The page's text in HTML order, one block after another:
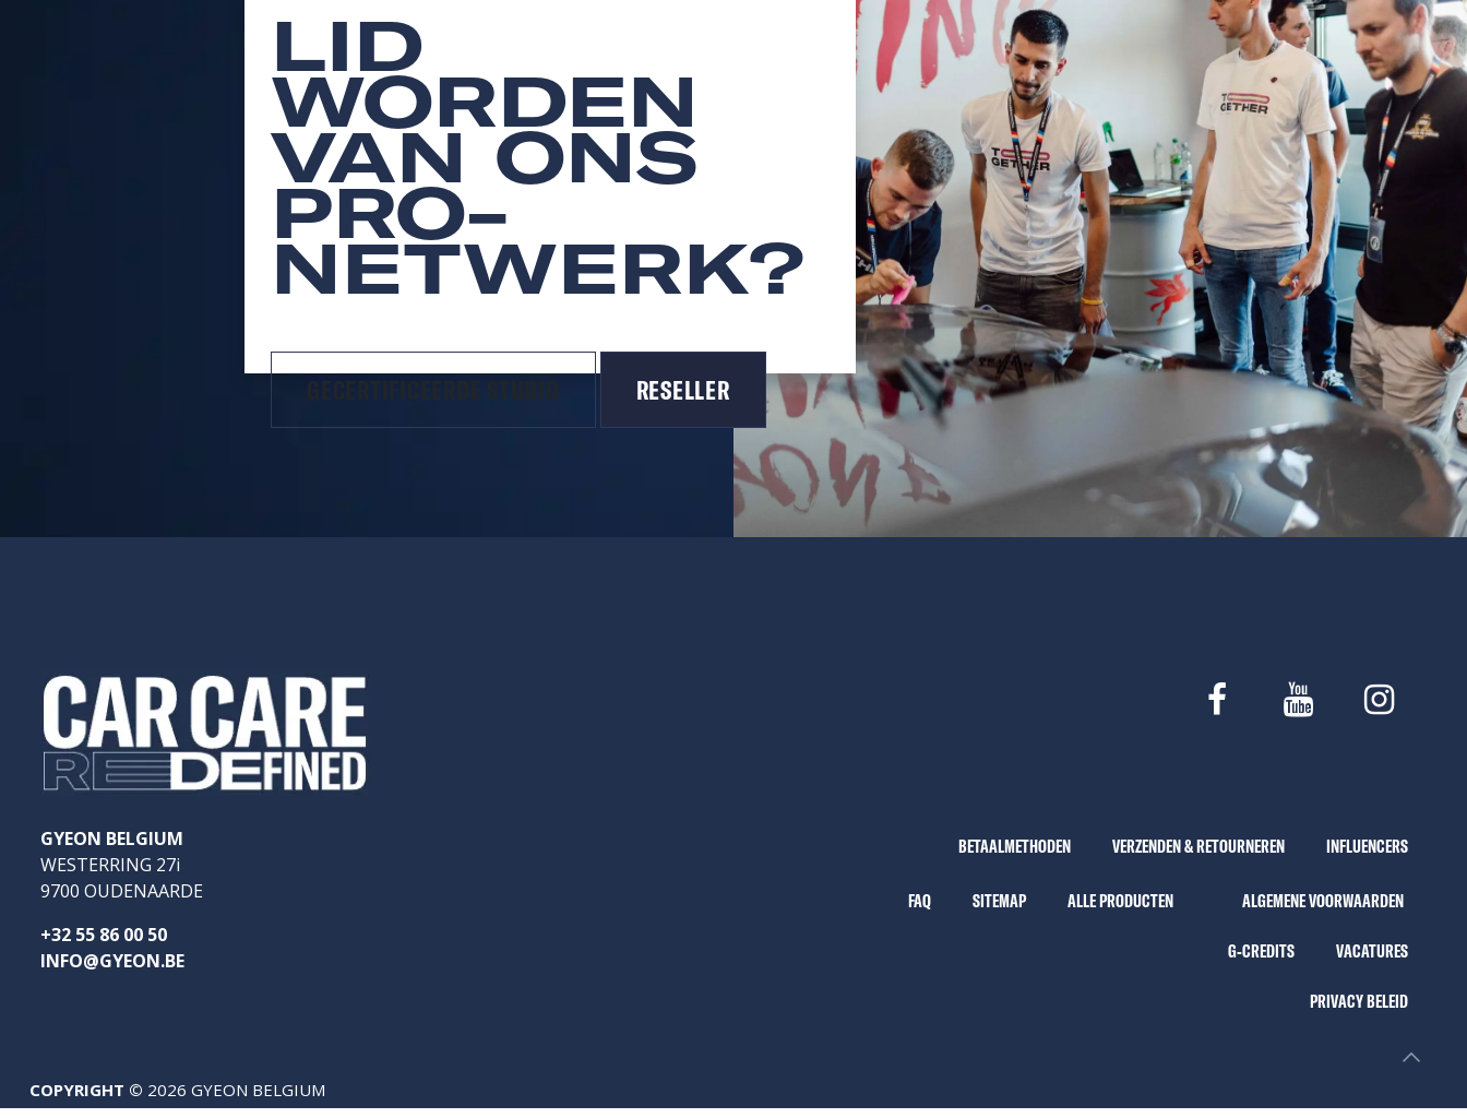
LID
WORDEN
VAN ONS
PRO-
NETWERK?
GECERTIFICEERDE STUDIO RESELLER
GYEON BELGIUM
WESTERRING 27i
9700 OUDENAARDE
+32 55 86 00 50
INFO@GYEON.BE
ALGEMENE VOORWAARDEN
G-CREDITS VACATURES
PRIVACY BELEID
FAQ SITEMAP ALLE PRODUCTEN
BETAALMETHODEN VERZENDEN & RETOURNEREN INFLUENCERS
COPYRIGHT © 2026 GYEON BELGIUM